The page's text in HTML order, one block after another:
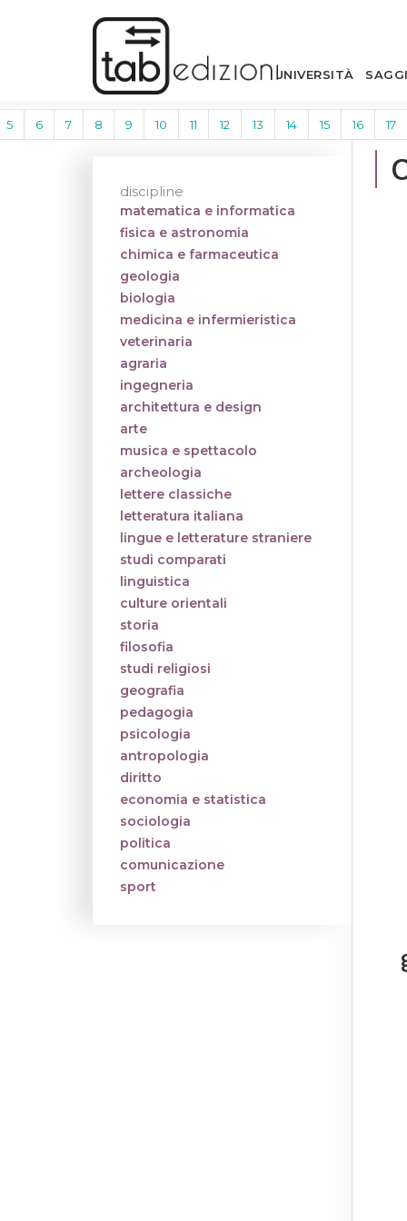
UNIVERSITÀ
5 6 7 8 9 10 11 12 13 14 15 16 17
discipline
matematica e informatica
fisica e astronomia
chimica e farmaceutica
geologia
biologia
medicina e infermieristica
veterinaria
agraria
ingegneria
architettura e design
arte
musica e spettacolo
archeologia
lettere classiche
letteratura italiana
lingue e letterature straniere
studi comparati
linguistica
culture orientali
storia
filosofia
studi religiosi
geografia
pedagogia
psicologia
antropologia
diritto
economia e statistica
sociologia
politica
comunicazione
sport